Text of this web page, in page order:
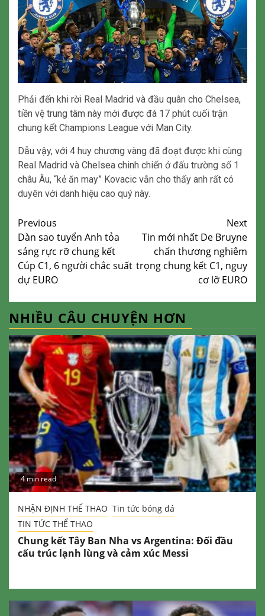
Phải đến khi rời Real Madrid và đầu quân cho Chelsea,
tiền vệ trung tâm này mới được đá 17 phút cuối trận
chung kết Champions League với Man City.
Dẫu vậy, với 4 huy chương vàng đã đoạt được khi cùng
Real Madrid và Chelsea chinh chiến ở đấu trường số 1
châu Âu, “kẻ ăn may” Kovacic vẫn cho thấy anh rất có
duyên với danh hiệu cao quý này.
Continue
Reading
Previous
Dàn sao tuyển Anh tỏa
sáng rực rỡ chung kết
Cúp C1, 6 người chắc suất
dự EURO
Next
Tin mới nhất De Bruyne
chấn thương nghiêm
trọng chung kết C1, nguy
cơ lỡ EURO
NHIỀU CÂU CHUYỆN HƠN
4 min read
NHẬN ĐỊNH THỂ THAO Tin tức bóng đá
TIN TỨC THỂ THAO
Chung kết Tây Ban Nha vs Argentina: Đối đầu
cấu trúc lạnh lùng và cảm xúc Messi